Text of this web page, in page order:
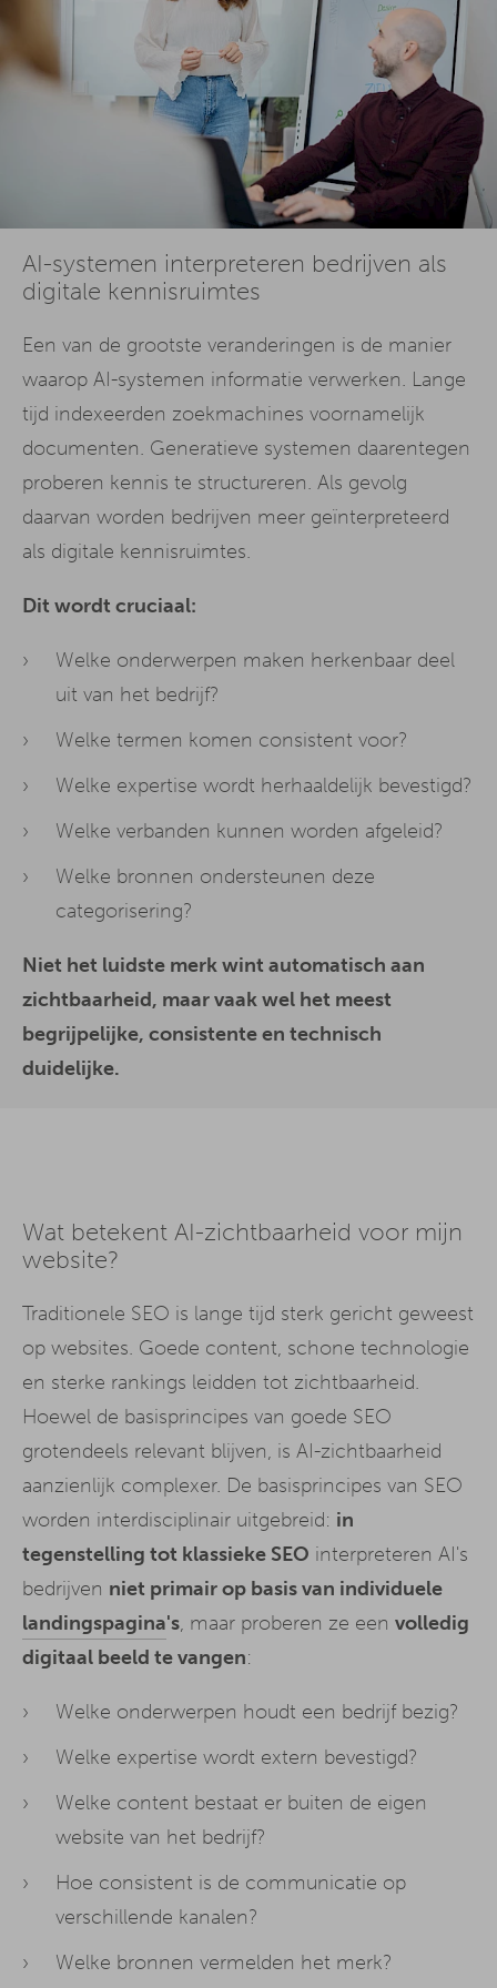
AI-systemen interpreteren bedrijven als
digitale kennisruimtes
Een van de grootste veranderingen is de manier
waarop AI-systemen informatie verwerken. Lange
tijd indexeerden zoekmachines voornamelijk
documenten. Generatieve systemen daarentegen
proberen kennis te structureren. Als gevolg
daarvan worden bedrijven meer geïnterpreteerd
als digitale kennisruimtes.
Dit wordt cruciaal:
Welke onderwerpen maken herkenbaar deel
uit van het bedrijf?
Welke termen komen consistent voor?
Welke expertise wordt herhaaldelijk bevestigd?
Welke verbanden kunnen worden afgeleid?
Welke bronnen ondersteunen deze
categorisering?
Niet het luidste merk wint automatisch aan
zichtbaarheid, maar vaak wel het meest
begrijpelijke, consistente en technisch
duidelijke.
Wat betekent AI-zichtbaarheid voor mijn
website?
Traditionele SEO is lange tijd sterk gericht geweest
op websites. Goede content, schone technologie
en sterke rankings leidden tot zichtbaarheid.
Hoewel de basisprincipes van goede SEO
grotendeels relevant blijven, is AI-zichtbaarheid
aanzienlijk complexer. De basisprincipes van SEO
worden interdisciplinair uitgebreid: in
tegenstelling tot klassieke SEO interpreteren AI's
bedrijven niet primair op basis van individuele
landingspagina's, maar proberen ze een volledig
digitaal beeld te vangen:
Welke onderwerpen houdt een bedrijf bezig?
Welke expertise wordt extern bevestigd?
Welke content bestaat er buiten de eigen
website van het bedrijf?
Hoe consistent is de communicatie op
verschillende kanalen?
Welke bronnen vermelden het merk?